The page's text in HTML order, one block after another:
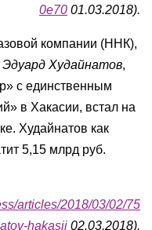
0e70 01.03.2018).
компании (ННК),
Эдуард Худайнатов,
с единственным
в Хакасии, встал на
Худайнатов как
5,15 млрд руб.
articles/2018/03/02/75
hakasii 02.03.2018).